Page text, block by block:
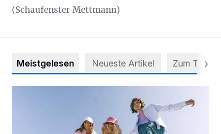
(Schaufenster Mettmann)
Meistgelesen Neueste Artikel Zum Thema